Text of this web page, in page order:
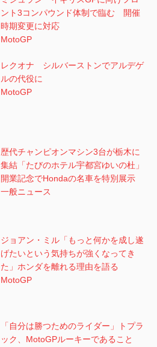
ント3コンパウンド体制で臨む 開催
時期変更に対応
MotoGP
レクオナ シルバーストンでアルデゲ
ルの代役に
MotoGP
歴代チャンピオンマシン3台が栃木に
集結「たびのホテル宇都宮ゆいの杜」
開業記念でHondaの名車を特別展示
一般ニュース
ジョアン・ミル「もっと何かを成し遂
げたいという気持ちが強くなってき
た」ホンダを離れる理由を語る
MotoGP
「自分は勝つためのライダー」トプラ
ック、MotoGPルーキーであること